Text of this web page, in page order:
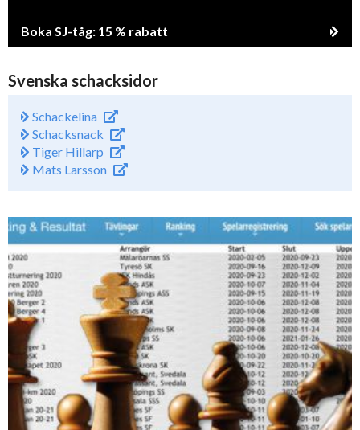
Boka SJ-tåg: 15 % rabatt
Svenska schacksidor
Schackelina
Schacksnack
Tiger Hillarp
Mats Larsson